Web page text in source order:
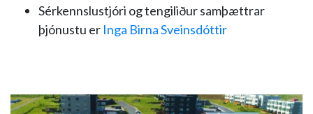
Sérkennslustjóri og tengiliður samþættrar
þjónustu er Inga Birna Sveinsdóttir